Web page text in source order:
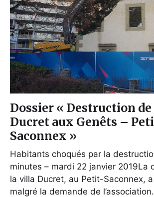
Dossier « Destruction
Ducret aux Genêts –
Saconnex »
Habitants choqués par la
minutes – mardi 22 janvier 2019La
la villa Ducret, au Petit-Saconnex,
malgré la demande de